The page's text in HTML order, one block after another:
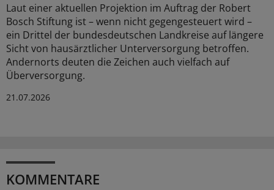
Laut einer aktuellen Projektion im Auftrag der Robert
Bosch Stiftung ist – wenn nicht gegengesteuert wird –
ein Drittel der bundesdeutschen Landkreise auf längere
Sicht von hausärztlicher Unterversorgung betroffen.
Andernorts deuten die Zeichen auch vielfach auf
Überversorgung.
21.07.2026
KOMMENTARE